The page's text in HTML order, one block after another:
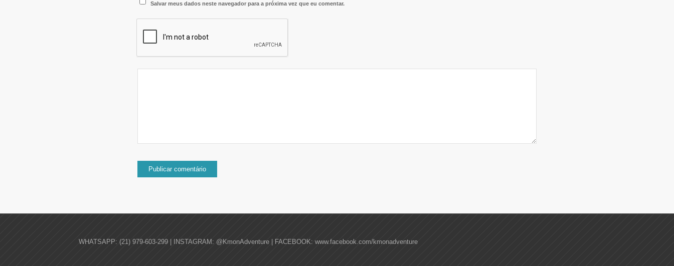
Salvar meus dados neste navegador para a próxima vez que eu comentar.
WHATSAPP: (21) 979-603-299 | INSTAGRAM: @KmonAdventure | FACEBOOK: www.facebook.com/kmonadventure